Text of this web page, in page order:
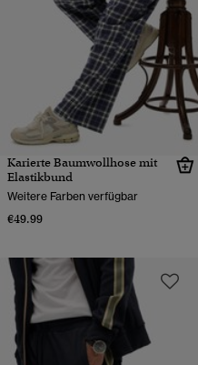
Karierte Baumwollhose mit
Elastikbund
Weitere Farben verfügbar
€49.99